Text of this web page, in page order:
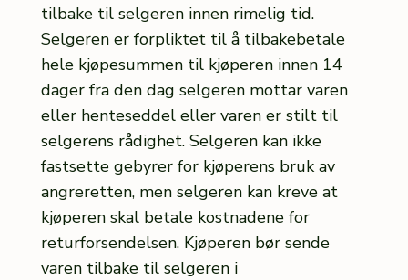
tilbake til selgeren innen rimelig tid.
Selgeren er forpliktet til å tilbakebetale
hele kjøpesummen til kjøperen innen 14
dager fra den dag selgeren mottar varen
eller henteseddel eller varen er stilt til
selgerens rådighet. Selgeren kan ikke
fastsette gebyrer for kjøperens bruk av
angreretten, men selgeren kan kreve at
kjøperen skal betale kostnadene for
returforsendelsen. Kjøperen bør sende
varen tilbake til selgeren i